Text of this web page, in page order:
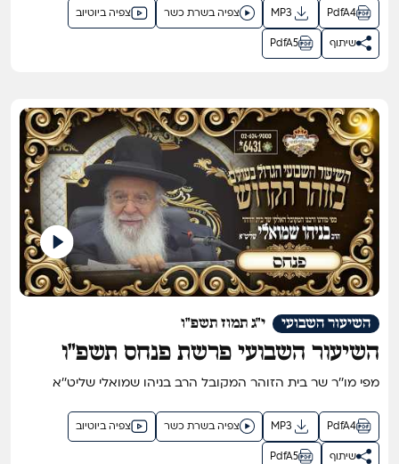
צפיה ביוטיוב צפיה בשרת כשר MP3 PdfA4
PdfA5 שיתוף
י"ג תמוז תשפ"ו השיעור השבועי
השיעור השבועי פרשת פנחס תשפ"ו
מפי מו''ר שר בית הזוהר המקובל הרב בניהו שמואלי שליט''א
צפיה ביוטיוב צפיה בשרת כשר MP3 PdfA4
PdfA5 שיתוף